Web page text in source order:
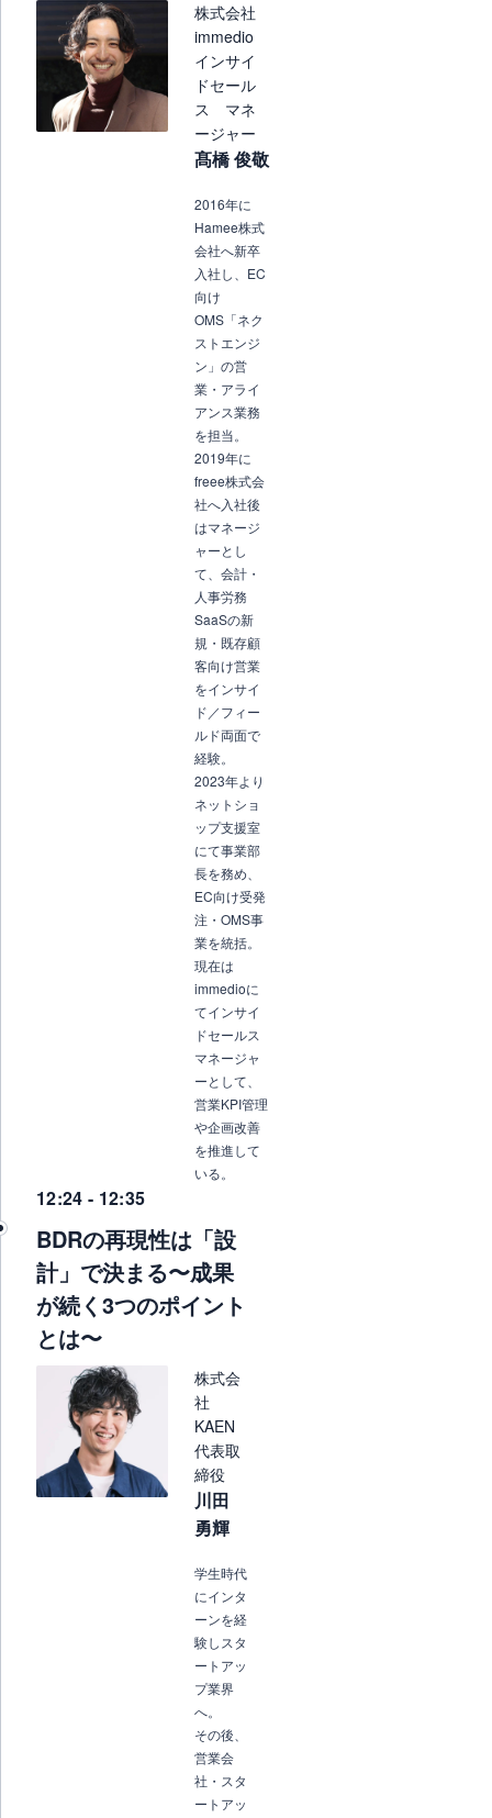
株式会社
immedio
インサイ
ドセール
ス マネ
ージャー
髙橋 俊敬
2016年に
Hamee株式
会社へ新卒
入社し、EC
向け
OMS「ネク
ストエンジ
ン」の営
業・アライ
アンス業務
を担当。
2019年に
freee株式会
社へ入社後
はマネージ
ャーとし
て、会計・
人事労務
SaaSの新
規・既存顧
客向け営業
をインサイ
ド／フィー
ルド両面で
経験。
2023年より
ネットショ
ップ支援室
にて事業部
長を務め、
EC向け受発
注・OMS事
業を統括。
現在は
immedioに
てインサイ
ドセールス
マネージャ
ーとして、
営業KPI管理
や企画改善
を推進して
いる。
12:24 - 12:35
BDRの再現性は「設
計」で決まる〜成果
が続く3つのポイント
とは〜
株式会
社
KAEN
代表取
締役
川田
勇輝
学生時代
にインタ
ーンを経
験しスタ
ートアッ
プ業界
へ。
その後、
営業会
社・スタ
ートアッ